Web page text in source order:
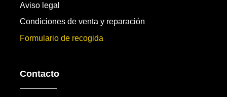
Aviso legal
Condiciones de venta y reparación
Formulario de recogida
Contacto